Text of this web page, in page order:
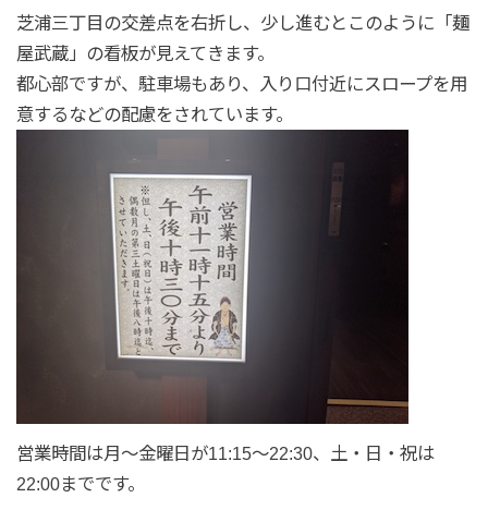
芝浦三丁目の交差点を右折し、少し進むとこのように「麺
屋武蔵」の看板が見えてきます。
都心部ですが、駐車場もあり、入り口付近にスロープを用
意するなどの配慮をされています。
営業時間は月〜金曜日が11:15〜22:30、土・日・祝は
22:00までです。